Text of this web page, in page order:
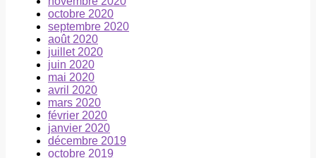
octobre 2020
septembre 2020
août 2020
juillet 2020
juin 2020
mai 2020
avril 2020
mars 2020
février 2020
janvier 2020
décembre 2019
octobre 2019